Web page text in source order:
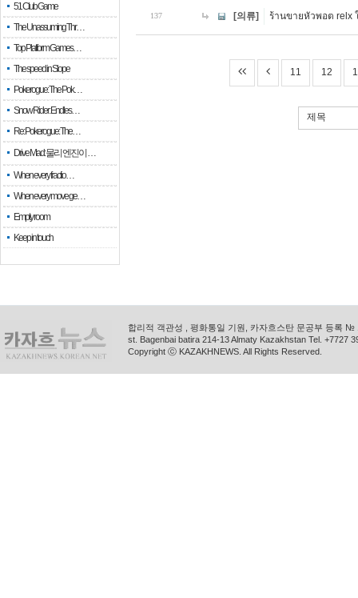
51 Club Game
The Unassuming Thr…
Top Platform Games…
The speed in Slope
Pokerogue: The Pok…
Snow Rider: Endles…
Re: Pokerogue: The…
Drive Mad: 물리 엔진이 …
When every fractio…
When every move ge…
Empty room
Keep in touch
137 [의류] ร้านขายหัวพอต relx
11 12
제목
합리적 객관성 , 평화통일 기원, 카자흐스탄 문공부 등록
st. Bagenbai batira 214-13 Almaty Kazakhstan Tel. +7727
Copyright ⓒ KAZAKHNEWS. All Rights Reserved.